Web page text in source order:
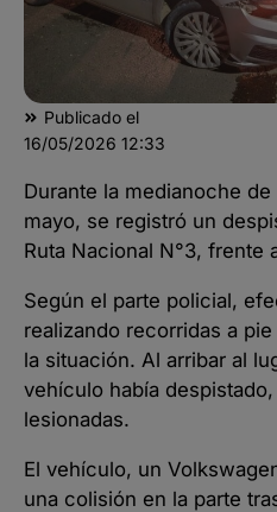
Publicado el
16/05/2026 12:33
Durante la medianoche de
mayo, se registró un
Ruta Nacional N°3, frente
Según el parte policial,
realizando recorridas a
la situación. Al arribar al
vehículo había
lesionadas.
El vehículo, un
una colisión en la parte